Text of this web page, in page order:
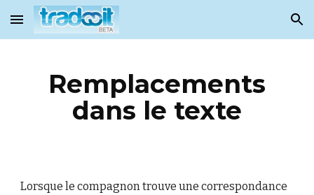
Skip to main content Skip to navigation
Remplacements
dans le texte
Lorsque le compagnon trouve une correspondance